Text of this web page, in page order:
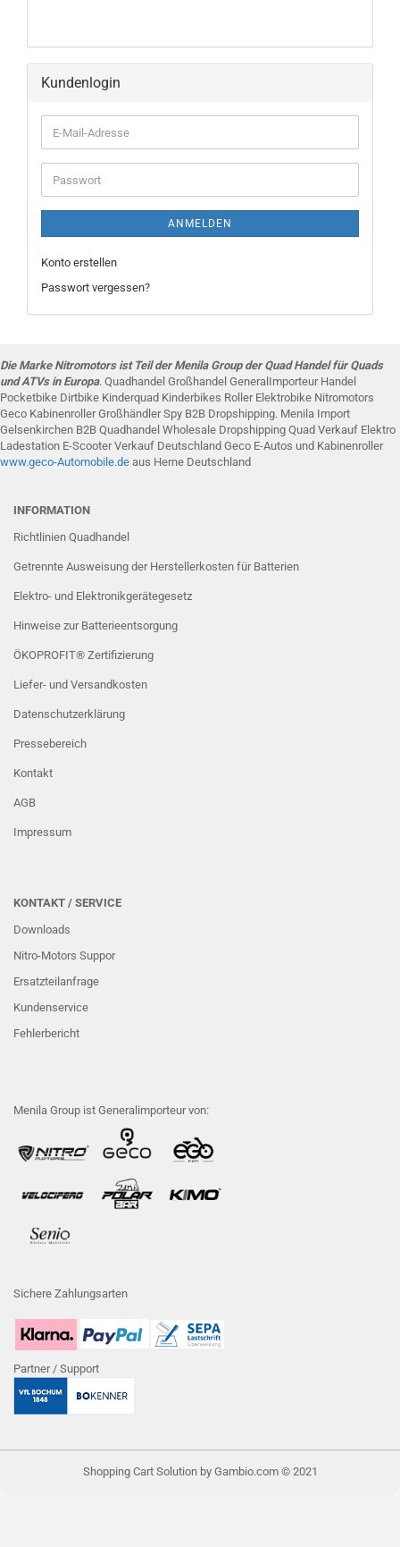
Kundenlogin
ANMELDEN
Konto erstellen
Passwort vergessen?
Die Marke Nitromotors ist Teil der Menila Group der Quad Handel für Quads
und ATVs in Europa. Quadhandel Großhandel GeneralImporteur Handel
Pocketbike Dirtbike Kinderquad Kinderbikes Roller Elektrobike Nitromotors
Geco Kabinenroller Großhändler Spy B2B Dropshipping. Menila Import
Gelsenkirchen B2B Quadhandel Wholesale Dropshipping Quad Verkauf Elektro
Ladestation E-Scooter Verkauf Deutschland Geco E-Autos und Kabinenroller
www.geco-Automobile.de aus Herne Deutschland
INFORMATION
Richtlinien Quadhandel
Getrennte Ausweisung der Herstellerkosten für Batterien
Elektro- und Elektronikgerätegesetz
Hinweise zur Batterieentsorgung
ÖKOPROFIT® Zertifizierung
Liefer- und Versandkosten
Datenschutzerklärung
Pressebereich
Kontakt
AGB
Impressum
KONTAKT / SERVICE
Downloads
Nitro-Motors Suppor
Ersatzteilanfrage
Kundenservice
Fehlerbericht
Menila Group ist Generalimporteur von:
Sichere Zahlungsarten
Partner / Support
Shopping Cart Solutionby Gambio.com © 2021